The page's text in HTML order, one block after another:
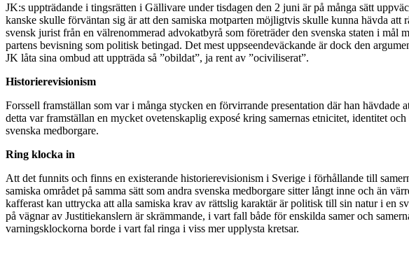
JK:s uppträdande i tingsrätten i Gällivare under tisdagen den 2 juni är på många sätt
kanske skulle förväntan sig är att den samiska motparten möjligtvis skulle kunna hävda
svensk jurist från en välrenommerad advokatbyrå som företräder den svenska staten i mål
partens bevisning som politisk betingad. Det mest uppseendeväckande är dock den
JK låta sina ombud att uppträda så ”obildat”, ja rent av ”ociviliserat”.
Historierevisionism
Forssell framställan som var i många stycken en förvirrande presentation där han
detta var framställan en mycket ovetenskaplig exposé kring samernas etnicitet, identitet
svenska medborgare.
Ring klocka in
Att det funnits och finns en existerande historierevisionism i Sverige i förhållande till
samiska området på samma sätt som andra svenska medborgare sitter långt inne och än
kafferast kan uttrycka att alla samiska krav av rättslig karaktär är politisk till sin natur i en
på vägnar av Justitiekanslern är skrämmande, i vart fall både för enskilda samer och
varningsklockorna borde i vart fal ringa i viss mer upplysta kretsar.